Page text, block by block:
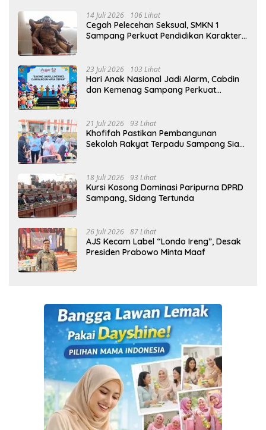
14 Juli 2026 106 Lihat
Cegah Pelecehan Seksual, SMKN 1
Sampang Perkuat Pendidikan Karakter
23 Juli 2026 103 Lihat
Hari Anak Nasional Jadi Alarm, Cabdin
dan Kemenag Sampang Perkuat
21 Juli 2026 93 Lihat
Khofifah Pastikan Pembangunan
Sekolah Rakyat Terpadu Sampang Siap
18 Juli 2026 93 Lihat
Kursi Kosong Dominasi Paripurna DPRD
Sampang, Sidang Tertunda
26 Juli 2026 87 Lihat
AJS Kecam Label “Londo Ireng”, Desak
Presiden Prabowo Minta Maaf